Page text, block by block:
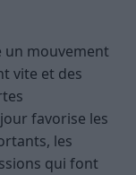
un mouvement
vite et des
favorise les
les
qui font